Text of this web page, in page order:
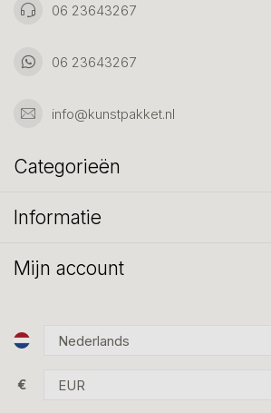
06 23643267
06 23643267
info@kunstpakket.nl
Categorieën
Informatie
Mijn account
€